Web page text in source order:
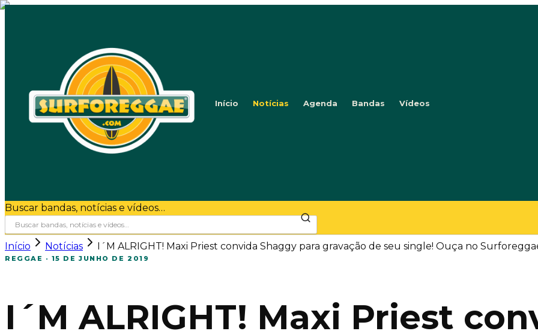
Início Notícias Agenda Bandas Vídeos
Buscar bandas, notícias e vídeos…
Início Notícias I´M ALRIGHT! Maxi Priest convida Shaggy para gravação de seu single! Ouça no
REGGAE · 15 DE JUNHO DE 2019
I´M ALRIGHT! Maxi Priest